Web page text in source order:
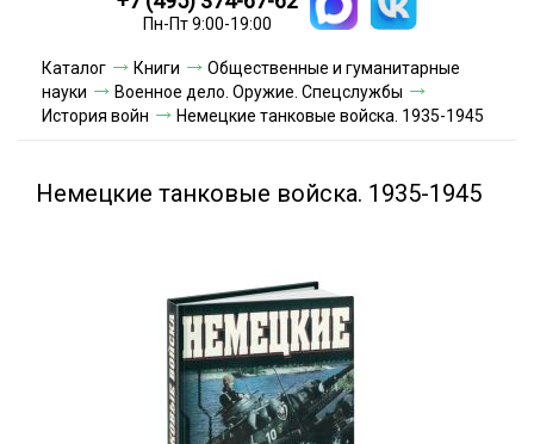
Новинки
Условия доставки
Условия оплаты
Пн-Пт 9:00-19:00
Каталог Книги
Общественные и гуманитарные
науки
Военное дело. Оружие. Спецслужбы
История войн
Немецкие танковые войска. 1935-1945
Немецкие танковые войска. 1935-1945